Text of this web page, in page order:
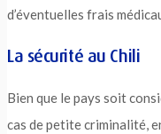
d’éventuelles frais
La sécurité au Chili
Bien que le pays soit
cas de petite criminalité,